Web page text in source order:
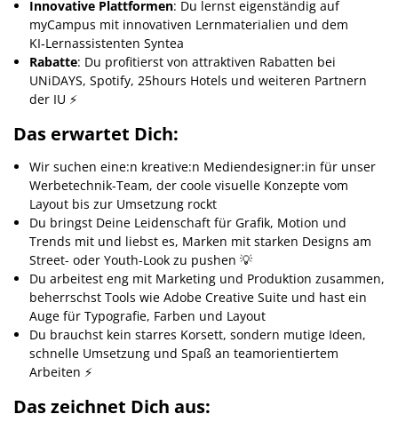
Innovative Plattformen: Du lernst eigenständig auf
myCampus mit innovativen Lernmaterialien und dem
KI‑Lernassistenten Syntea
Rabatte: Du profitierst von attraktiven Rabatten bei
UNiDAYS, Spotify, 25hours Hotels und weiteren Partnern
der IU ⚡️
Das erwartet Dich:
Wir suchen eine:n kreative:n Mediendesigner:in für unser
Werbetechnik-Team, der coole visuelle Konzepte vom
Layout bis zur Umsetzung rockt
Du bringst Deine Leidenschaft für Grafik, Motion und
Trends mit und liebst es, Marken mit starken Designs am
Street- oder Youth-Look zu pushen 💡
Du arbeitest eng mit Marketing und Produktion zusammen,
beherrschst Tools wie Adobe Creative Suite und hast ein
Auge für Typografie, Farben und Layout
Du brauchst kein starres Korsett, sondern mutige Ideen,
schnelle Umsetzung und Spaß an teamorientiertem
Arbeiten ⚡️
Das zeichnet Dich aus: